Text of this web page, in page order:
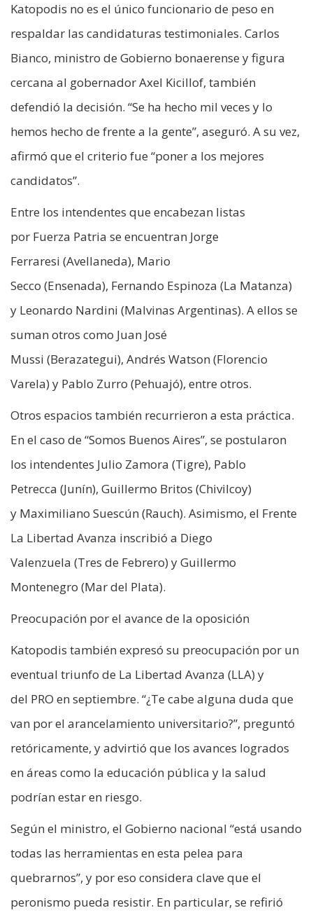
Katopodis no es el único funcionario de peso en
respaldar las candidaturas testimoniales. Carlos
Bianco, ministro de Gobierno bonaerense y figura
cercana al gobernador Axel Kicillof, también
defendió la decisión. “Se ha hecho mil veces y lo
hemos hecho de frente a la gente”, aseguró. A su vez,
afirmó que el criterio fue “poner a los mejores
candidatos”.
Entre los intendentes que encabezan listas
por Fuerza Patria se encuentran Jorge
Ferraresi (Avellaneda), Mario
Secco (Ensenada), Fernando Espinoza (La Matanza)
y Leonardo Nardini (Malvinas Argentinas). A ellos se
suman otros como Juan José
Mussi (Berazategui), Andrés Watson (Florencio
Varela) y Pablo Zurro (Pehuajó), entre otros.
Otros espacios también recurrieron a esta práctica.
En el caso de “Somos Buenos Aires”, se postularon
los intendentes Julio Zamora (Tigre), Pablo
Petrecca (Junín), Guillermo Britos (Chivilcoy)
y Maximiliano Suescún (Rauch). Asimismo, el Frente
La Libertad Avanza inscribió a Diego
Valenzuela (Tres de Febrero) y Guillermo
Montenegro (Mar del Plata).
Preocupación por el avance de la oposición
Katopodis también expresó su preocupación por un
eventual triunfo de La Libertad Avanza (LLA) y
del PRO en septiembre. “¿Te cabe alguna duda que
van por el arancelamiento universitario?”, preguntó
retóricamente, y advirtió que los avances logrados
en áreas como la educación pública y la salud
podrían estar en riesgo.
Según el ministro, el Gobierno nacional “está usando
todas las herramientas en esta pelea para
quebrarnos”, y por eso considera clave que el
peronismo pueda resistir. En particular, se refirió